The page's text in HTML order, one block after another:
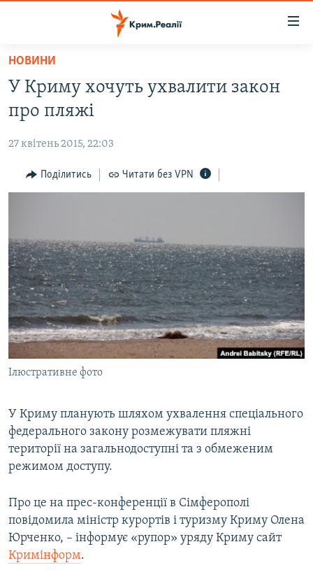
Перейти
основного
матеріалу
Перейти
до
навігації
Перейти
ВОДА.КРИМ
ВІДЕО ТА ФОТО
ПОЛІТИКА
БЛОГИ
ВСЕ ЗА ДЕНЬ
СПЕЦПРОЕКТИ
ДЕПОРТАЦІЯ
ВІДЕОУРОКИ «ELIFBE»
СВІДЧЕННЯ ОКУПАЦІЇ
УКРАЇНСЬКА ПРОБЛЕМА КРИМУ
ЯК ОБІЙТИ БЛОКУВАННЯ
Русский
Qırımtatar
Усі сайти RFE/RL
НОВИНИ
У Криму хочуть ухвалити закон
про пляжі
27 квітень 2015, 22:03
Поділитись Читати без VPN
Ілюстративне фото
У Криму планують шляхом ухвалення спеціального
федерального закону розмежувати пляжні
території на загальнодоступні та з обмеженим
режимом доступу.
Про це на прес-конференції в Сімферополі
повідомила міністр курортів і туризму Криму Олена
Юрченко, – інформує «рупор» уряду Криму сайт
Кримінформ.